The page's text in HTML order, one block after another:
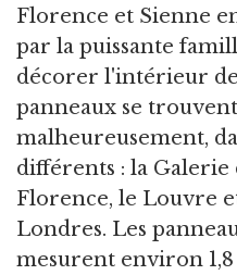
Florence et Sienne
par la puissante
décorer l'intérieur de
panneaux se
malheureusement,
différents : la Galerie
Florence, le Louvre
Londres. Les
mesurent environ